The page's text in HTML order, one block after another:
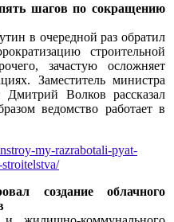
шагов по сокращению
в очередной раз обратил
строительной
зачастую осложняет
Заместитель министра
Волков рассказал
ведомство работает в
my-razrabotali-pyat-
создание облачного